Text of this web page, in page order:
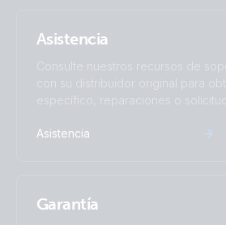
Asistencia
Consulte nuestros recursos de
con su distribuidor original para
específico, reparaciones o
Asistencia
Garantía